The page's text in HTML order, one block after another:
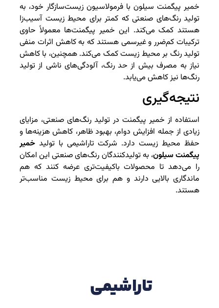
خمیر پیگمنت سیلون با فرمولاسیون زیست‌سازگار خود، به
تولید رنگ‌های صنعتی که کمتر برای محیط زیست آسیب‌زا
هستند کمک می‌کند. این خمیر پیگمنت‌ها معمولاً حاوی
ترکیبات کم‌ضرر و غیرسمی هستند که به کاهش اثرات منفی
تولید رنگ بر محیط زیست کمک می‌کند. همچنین، با کاهش
نیاز به مصرف بیش از حد رنگ، آلودگی‌های ناشی از تولید
رنگ‌ها نیز کاهش می‌یابد.
نتیجه‌گیری
استفاده از خمیر پیگمنت در تولید رنگ‌های صنعتی، مزایای
زیادی از جمله افزایش دوام، بهبود ظاهر، کاهش هزینه‌ها و
حفظ محیط زیست دارد. شرکت تاراشیمی با تولید خمیر
پیگمنت سیلون، به تولیدکنندگان رنگ‌های صنعتی این امکان
را می‌دهد تا محصولات باکیفیت‌تری عرضه کنند که هم
ماندگاری بالایی دارند و هم برای محیط زیست مناسب‌تر
هستند.
تاراشیمی